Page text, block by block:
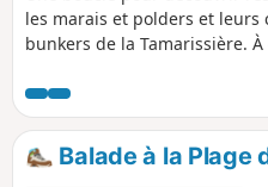
paysannes traditionnelles et
cultures anciennes du
les marais et polders et leurs
bunkers de la Tamarissière.
Balade à la Plage